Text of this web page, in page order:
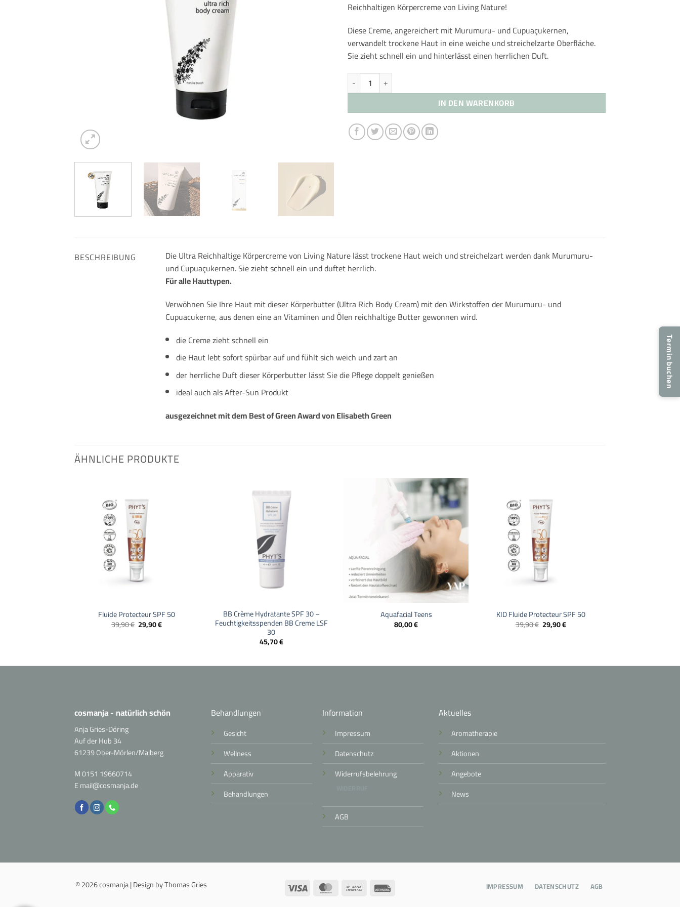
Termin buchen
Reichhaltigen Körpercreme von Living Nature!
Diese Creme, angereichert mit Murumuru- und Cupuaçukernen,
verwandelt trockene Haut in eine weiche und streichelzarte Oberfläche.
Sie zieht schnell ein und hinterlässt einen herrlichen Duft.
LIVING NATURE Ultra Reichhaltige Körpercreme Menge
IN DEN WARENKORB
BESCHREIBUNG
Die Ultra Reichhaltige Körpercreme von Living Nature lässt trockene Haut weich und streichelzart werden dank Murumuru-
und Cupuaçukernen. Sie zieht schnell ein und duftet herrlich.
Für alle Hauttypen.
Verwöhnen Sie Ihre Haut mit dieser Körperbutter (Ultra Rich Body Cream) mit den Wirkstoffen der Murumuru- und
Cupuacukerne, aus denen eine an Vitaminen und Ölen reichhaltige Butter gewonnen wird.
die Creme zieht schnell ein
die Haut lebt sofort spürbar auf und fühlt sich weich und zart an
der herrliche Duft dieser Körperbutter lässt Sie die Pflege doppelt genießen
ideal auch als After-Sun Produkt
ausgezeichnet mit dem Best of Green Award von Elisabeth Green
ÄHNLICHE PRODUKTE
Fluide Protecteur SPF 50
39,90€ Ursprünglicher
Preis
29,90€Aktueller
Preis
BB Crème Hydratante SPF 30 –
Feuchtigkeitsspenden BB Creme LSF
30
45,70€
Aquafacial Teens
80,00€
KID Fluide Protecteur SPF 50
39,90€ Ursprünglicher
Preis
29,90€Aktueller
Preis
cosmanja - natürlich schön
Anja Gries-Döring
Auf der Hub 34
61239 Ober-Mörlen/Maiberg
M0151 19660714
Email@cosmanja.de
Behandlungen
Gesicht
Wellness
Apparativ
Behandlungen
Information
Impressum
Datenschutz
Widerrufsbelehrung
AGB
Aktuelles
Aromatherapie
Aktionen
Angebote
News
© 2026 cosmanja | Design by Thomas Gries Visa MasterCardBank
IMPRESSUM DATENSCHUTZ AGB